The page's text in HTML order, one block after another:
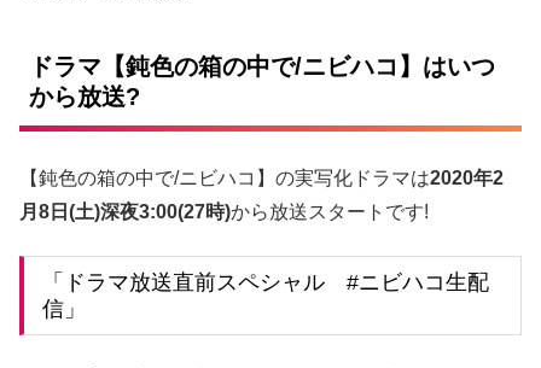
ドラマ【鈍色の箱の中で/ニビハコ】はいつ
から放送?
【鈍色の箱の中で/ニビハコ】の実写化ドラマは2020年2
月8日(土)深夜3:00(27時)から放送スタートです!
「ドラマ放送直前スペシャル #ニビハコ生配
信」